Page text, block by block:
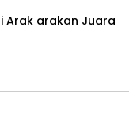
Arak arakan Juara